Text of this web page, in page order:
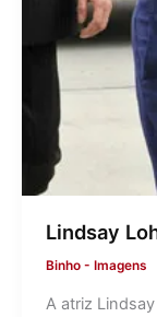
Lindsay
Binho - Imagens
A atriz